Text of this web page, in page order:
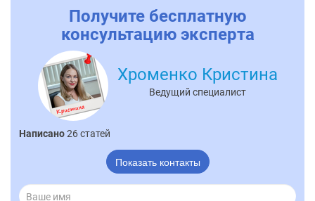
Получите бесплатную
консультацию эксперта
Хроменко Кристина
Ведущий специалист
Написано26 статей
Показать контакты